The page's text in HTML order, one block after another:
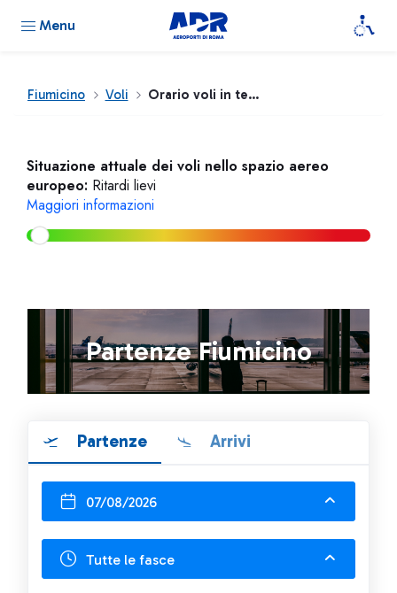
Menu
Fiumicino Voli Orario voli in tempo reale
Situazione attuale dei voli nello spazio aereo
europeo: Ritardi lievi
Maggiori informazioni
Partenze Fiumicino
Partenze Arrivi
07/08/2026
Tutte le fasce